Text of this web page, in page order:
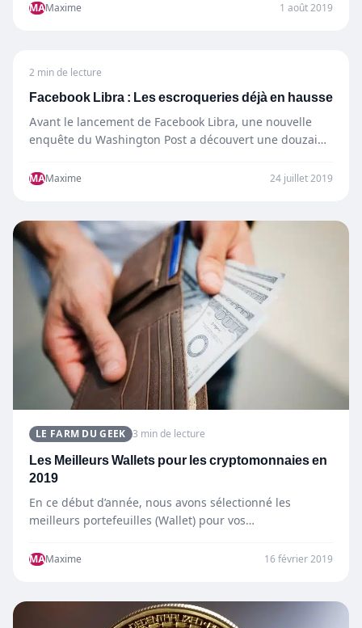
MAMaxime 1 août 2019
2 min de lecture
Facebook Libra : Les escroqueries déjà en hausse
Avant le lancement de Facebook Libra, une nouvelle
enquête du Washington Post a découvert une douzaine
MAMaxime 24 juillet 2019
LE FARM DU GEEK 3 min de lecture
Les Meilleurs Wallets pour les cryptomonnaies en
2019
En ce début d’année, nous avons sélectionné les
meilleurs portefeuilles (Wallet) pour vos
…
MAMaxime 16 février 2019